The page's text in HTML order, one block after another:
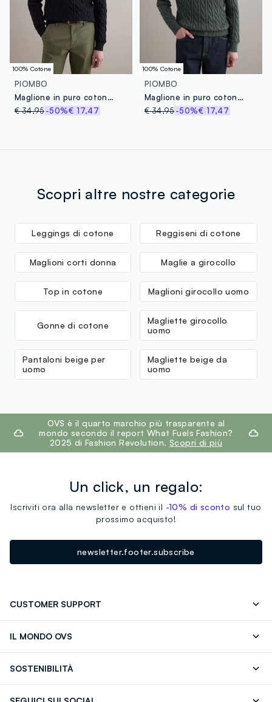
100% Cotone
PIOMBO
Maglione in puro cotone blu regular fit con design intrecciato
€ 34,95-50%€ 17,47
100% Cotone
PIOMBO
Maglione in puro cotone verde regular fit con design intrecciato
€ 34,95 -50%€ 17,47
Scopri altre nostre categorie
Leggings di cotone Reggiseni di cotone
Maglioni corti donna Maglie a girocollo
Top in cotone Maglioni girocollo uomo
Gonne di cotone
Magliette girocollo
uomo
Pantaloni beige per
uomo
Magliette beige da
uomo
footer.ariatitleOVS è il quarto marchio più trasparente al
mondo secondo il report What Fuels Fashion?
2025 di Fashion Revolution. Scopri di più
Un click, un regalo:
Iscriviti ora alla newsletter e ottieni il -10% di sconto sul tuo
prossimo acquisto!
newsletter.footer.subscribe
CUSTOMER SUPPORT
IL MONDO OVS
SOSTENIBILITÀ